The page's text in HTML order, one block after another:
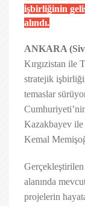
işbirliğinin
alındı.
ANKARA
Kırgızistan ile
stratejik
temaslar
Kazakbayev ile
Kemal
Gerçekleştirilen
alanında
projelerin